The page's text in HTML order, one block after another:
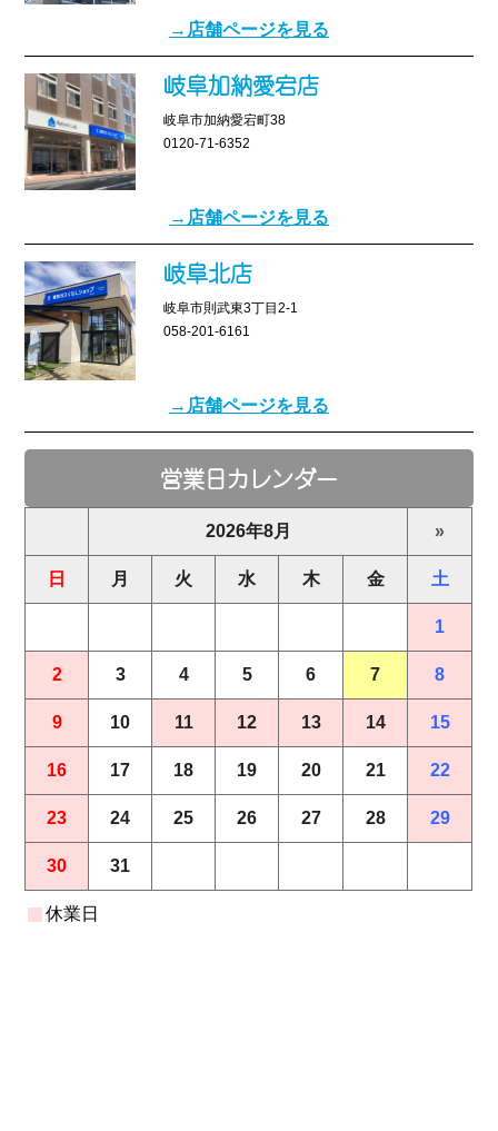
→店舗ページを見る
岐阜加納愛宕店
岐阜市加納愛宕町38
0120-71-6352
→店舗ページを見る
岐阜北店
岐阜市則武東3丁目2-1
058-201-6161
→店舗ページを見る
営業日カレンダー